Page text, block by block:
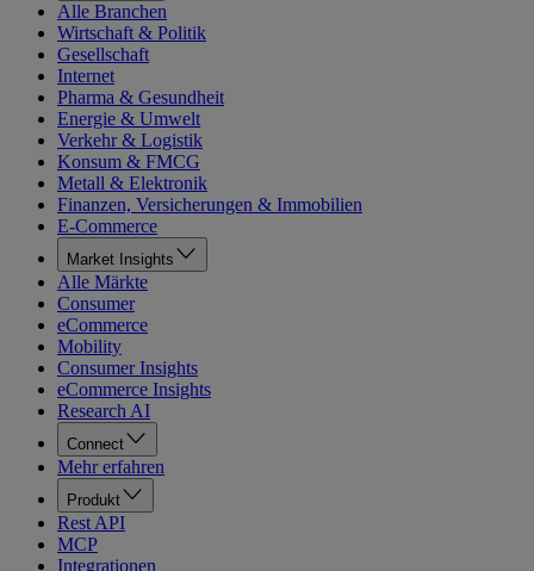
Alle Branchen
Wirtschaft & Politik
Gesellschaft
Internet
Pharma & Gesundheit
Energie & Umwelt
Verkehr & Logistik
Konsum & FMCG
Metall & Elektronik
Finanzen, Versicherungen & Immobilien
E-Commerce
Market Insights
Alle Märkte
Consumer
eCommerce
Mobility
Consumer Insights
eCommerce Insights
Research AI
Connect
Mehr erfahren
Produkt
Rest API
MCP
Integrationen